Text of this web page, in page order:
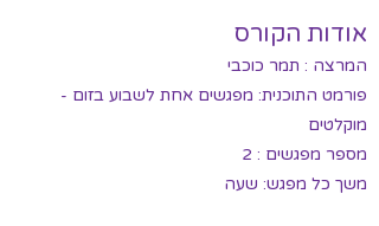
אודות הקורס
המרצה : תמר כוכבי
פורמט התוכנית: מפגשים אחת לשבוע בזום -
מוקלטים
מספר מפגשים : 2
משך כל מפגש: שעה